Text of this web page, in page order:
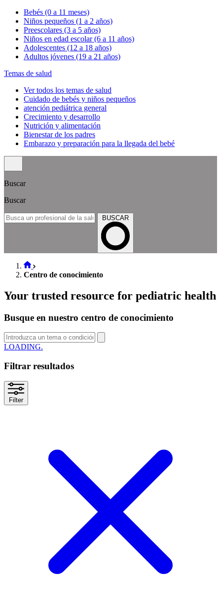
Bebés (0 a 11 meses)
Niños pequeños (1 a 2 años)
Preescolares (3 a 5 años)
Niños en edad escolar (6 a 11 años)
Adolescentes (12 a 18 años)
Adultos jóvenes (19 a 21 años)
Temas de salud
Ver todos los temas de salud
Cuidado de bebés y niños pequeños
atención pediátrica general
Crecimiento y desarrollo
Nutrición y alimentación
Bienestar de los padres
Embarazo y preparación para la llegada del bebé
Buscar
Buscar
BUSCAR
Centro de conocimiento
Your trusted resource for pediatric health
Busque en nuestro centro de conocimiento
SEARCH
Filtrar resultados
Filter